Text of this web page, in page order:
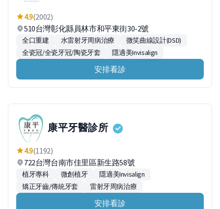
4.9(2002)
510台灣彰化縣員林市和平東街30-2號
全口重建 水雷射牙周病治療
微笑曲線設計(DSD)
全瓷冠/全瓷牙冠/陶瓷牙套
隱適美Invisalign
安排看診
康平牙醫診所
4.9(1192)
722台灣台南市佳里區新生路58號
植牙專科 微創植牙
隱適美Invisalign
矯正牙齒/傳統牙套
雷射牙周病治療
安排看診